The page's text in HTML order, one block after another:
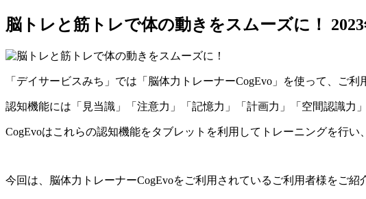
脳トレと筋トレで体の動きをスムーズに！
「デイサービスみち」では「脳体力トレーナーCogEvo 」を使って、ご利
認知機能には「見当識」「注意力」「記憶力」「計画力」「空間認識力
CogEvoはこれらの認知機能をタブレットを利用してトレーニングを行い
今回は、脳体力トレーナーCogEvoをご利用されているご利用者様をご紹